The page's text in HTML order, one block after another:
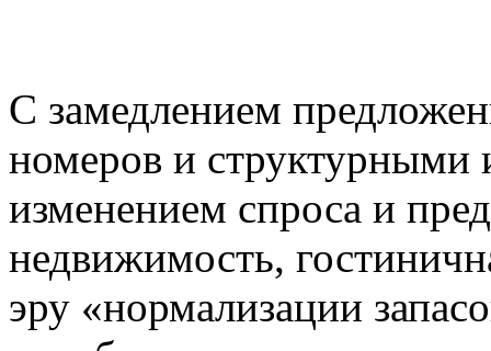
С замедлением
номеров и
изменением спроса и
недвижимость,
эру «нормализации